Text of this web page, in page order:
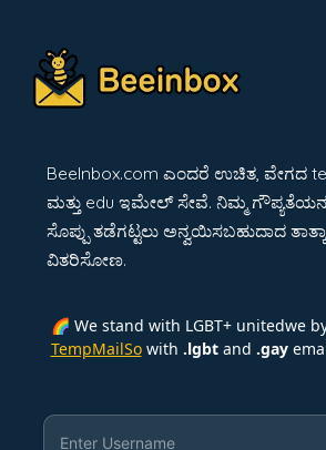
BeeInbox.com ಎಂದರೆ ಉಚಿತ, ವೇಗದ
ಮತ್ತು edu ಇಮೇಲ್ ಸೇವೆ. ನಿಮ್ಮ
ಸೊಪ್ಪು ತಡೆಗಟ್ಟಲು ಅನ್ವಯಿಸಬಹುದಾದ
ವಿತರಿಸೋಣ.
🌈 We stand with LGBT+ unitedwe
TempMailSowith .lgbtand .gay